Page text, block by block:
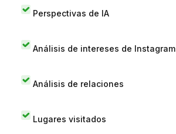
Perspectivas de IA
Análisis de intereses de Instagram
Análisis de relaciones
Lugares visitados